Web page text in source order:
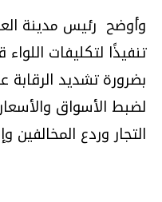
وأوضح رئيس مدينة
تنفيذًا لتكليفات
بضرورة تشديد
لضبط الأسواق
التجار وردع المخالفين